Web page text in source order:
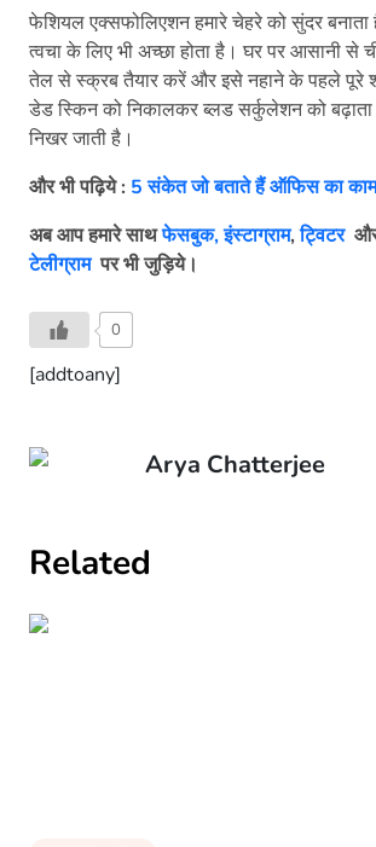
फेशियल एक्सफोलिएशन हमारे चेहरे को सुंदर
त्वचा के लिए भी अच्छा होता है। घर पर आसानी से
तेल से स्क्रब तैयार करें और इसे नहाने के पहले पूरे
डेड स्किन को निकालकर ब्लड सर्कुलेशन को
निखर जाती है।
और भी पढ़िये : 5 संकेत जो बताते हैं ऑफिस का
अब आप हमारे साथफेसबुक,इंस्टाग्राम,ट्विटर
टेलीग्राम पर भी जुड़िये।
0
[addtoany]
Arya Chatterjee
Related